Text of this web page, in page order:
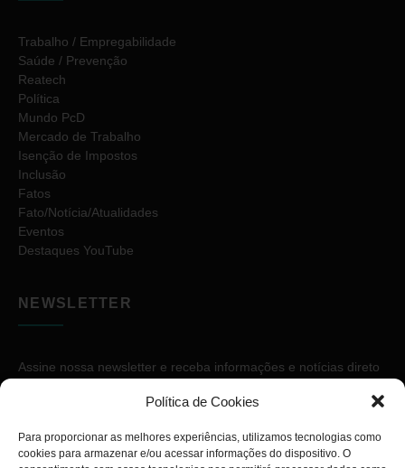
Política de Cookies
Para proporcionar as melhores experiências, utilizamos tecnologias como
cookies para armazenar e/ou acessar informações do dispositivo. O
Trabalho / Empregabilidade
Saúde / Prevenção
Reatech
Política
Mundo PcD
Mercado de Trabalho
Isenção de Impostos
Inclusão
Fatos
Fato/Notícia/Atualidades
Eventos
Destaques YouTube
NEWSLETTER
Assine nossa newsletter e receba informações e notícias direto